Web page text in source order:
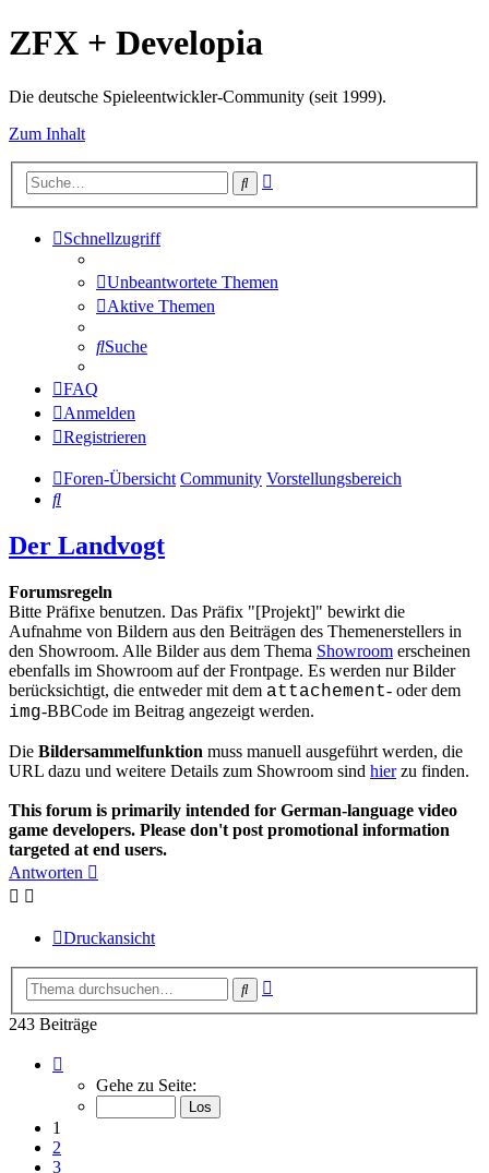
ZFX + Developia
Die deutsche Spieleentwickler-Community (seit 1999).
Zum Inhalt
Suche
Schnellzugriff
Unbeantwortete Themen
Aktive Themen
Suche
FAQ
Anmelden
Registrieren
Foren-Übersicht Community Vorstellungsbereich
Suche
Der Landvogt
Forumsregeln
Bitte Präfixe benutzen. Das Präfix "[Projekt]" bewirkt die
Aufnahme von Bildern aus den Beiträgen des Themenerstellers in
den Showroom. Alle Bilder aus dem Thema Showroom erscheinen
ebenfalls im Showroom auf der Frontpage. Es werden nur Bilder
berücksichtigt, die entweder mit dem attachement- oder dem
img-BBCode im Beitrag angezeigt werden.
Die Bildersammelfunktion muss manuell ausgeführt werden, die
URL dazu und weitere Details zum Showroom sind hierzu finden.
This forum is primarily intended for German-language video
game developers. Please don't post promotional information
targeted at end users.
Antworten
Druckansicht
Suche
243 Beiträge
von
Gehe zu Seite:
1
2
3